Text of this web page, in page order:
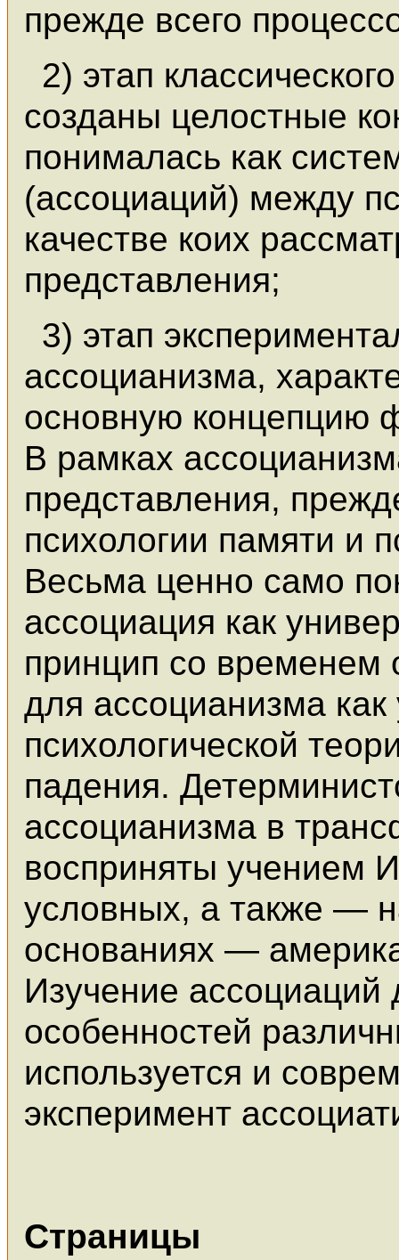
прежде всего
2) этап
созданы целостные
понималась как
(ассоциаций) между
качестве коих
представления;
3) этап
ассоцианизма,
основную концепцию
В рамках
представления,
психологии памяти и
Весьма ценно само
ассоциация как
принцип со временем
для ассоцианизма
психологической
падения.
ассоцианизма в
восприняты учением
условных, а также —
основаниях —
Изучение
особенностей
используется и
эксперимент
Страницы